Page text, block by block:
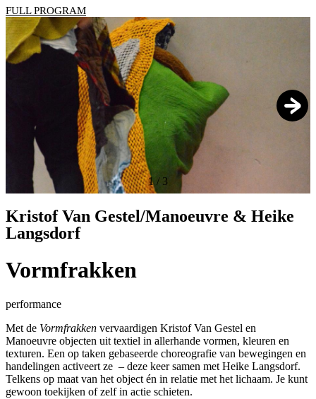
FULL PROGRAM
1 / 3
Kristof Van Gestel/Manoeuvre & Heike
Langsdorf
Vormfrakken
performance
Met de Vormfrakken vervaardigen Kristof Van Gestel en
Manoeuvre objecten uit textiel in allerhande vormen, kleuren en
texturen. Een op taken gebaseerde choreografie van bewegingen en
handelingen activeert ze – deze keer samen met Heike Langsdorf.
Telkens op maat van het object én in relatie met het lichaam. Je kunt
gewoon toekijken of zelf in actie schieten.